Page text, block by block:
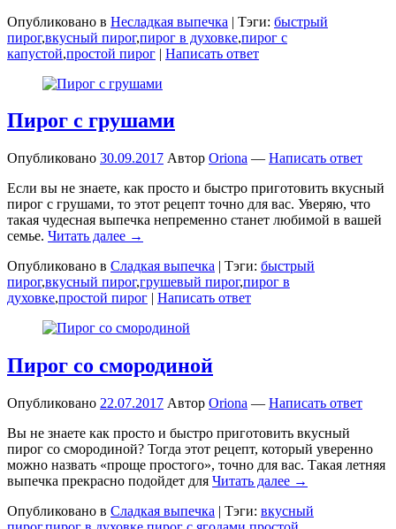
Опубликовано в Несладкая выпечка | Тэги: быстрый
пирог,вкусный пирог,пирог в духовке,пирог с
капустой,простой пирог | Написать ответ
Пирог с грушами
Опубликовано 30.09.2017 Автор Oriona — Написать ответ
Если вы не знаете, как просто и быстро приготовить вкусный
пирог с грушами, то этот рецепт точно для вас. Уверяю, что
такая чудесная выпечка непременно станет любимой в вашей
семье. Читать далее →
Опубликовано в Сладкая выпечка | Тэги: быстрый
пирог,вкусный пирог,грушевый пирог,пирог в
духовке,простой пирог | Написать ответ
Пирог со смородиной
Опубликовано 22.07.2017 Автор Oriona — Написать ответ
Вы не знаете как просто и быстро приготовить вкусный
пирог со смородиной? Тогда этот рецепт, который уверенно
можно назвать «проще простого», точно для вас. Такая летняя
выпечка прекрасно подойдет для Читать далее →
Опубликовано в Сладкая выпечка | Тэги: вкусный